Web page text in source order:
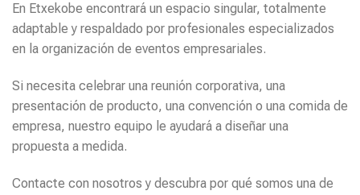
En Etxekobe encontrará un espacio singular, totalmente
adaptable y respaldado por profesionales especializados
en la organización de eventos empresariales.
Si necesita celebrar una reunión corporativa, una
presentación de producto, una convención o una comida de
empresa, nuestro equipo le ayudará a diseñar una
propuesta a medida.
Contacte con nosotros y descubra por qué somos una de